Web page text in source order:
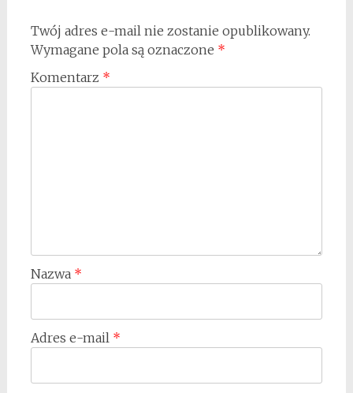
Twój adres e-mail nie zostanie opublikowany.
Wymagane pola są oznaczone *
Komentarz *
Nazwa *
Adres e-mail *